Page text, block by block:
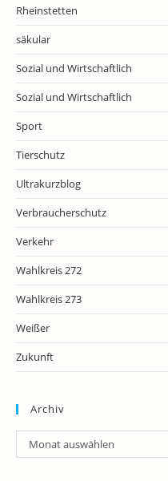
Rheinstetten
säkular
Sozial und Wirtschaftlich
Sozial und Wirtschaftlich
Sport
Tierschutz
Ultrakurzblog
Verbraucherschutz
Verkehr
Wahlkreis 272
Wahlkreis 273
Weißer
Zukunft
Archiv
Archiv
Monat auswählen